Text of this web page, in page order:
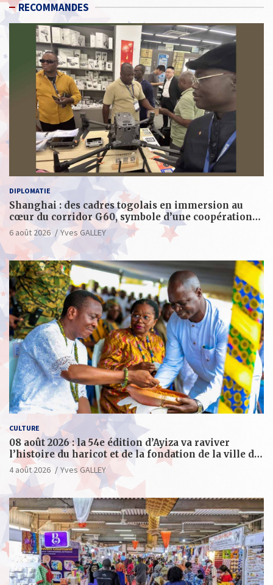
RECOMMANDES
DIPLOMATIE
Shanghai : des cadres togolais en immersion au
cœur du corridor G60, symbole d’une coopération
sino-togolaise axée sur l’excellence et le leadership
d’impact
6 août 2026 Yves GALLEY
CULTURE
08 août 2026 : la 54e édition d’Ayiza va raviver
l’histoire du haricot et de la fondation de la ville de
Tsévié
4 août 2026 Yves GALLEY